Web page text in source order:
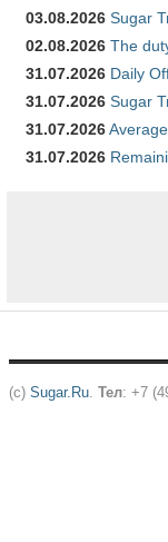
03.08.2026 Sugar
02.08.2026 The
31.07.2026 Daily
31.07.2026 Sugar
31.07.2026
31.07.2026
(c) Sugar.Ru. Тел: +7